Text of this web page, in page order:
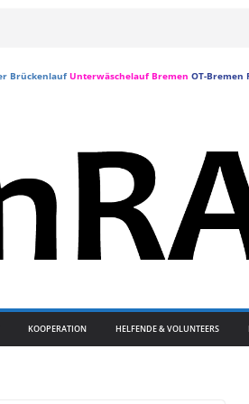
Brückenlauf Unterwäschelauf Bremen OT-Bremen
KOOPERATION HELFENDE & VOLUNTEERS